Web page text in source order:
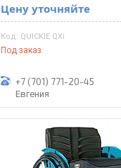
Цену уточняйте
QUICKIE QXi
Под заказ
+7 (701) 771-20-45
Евгения